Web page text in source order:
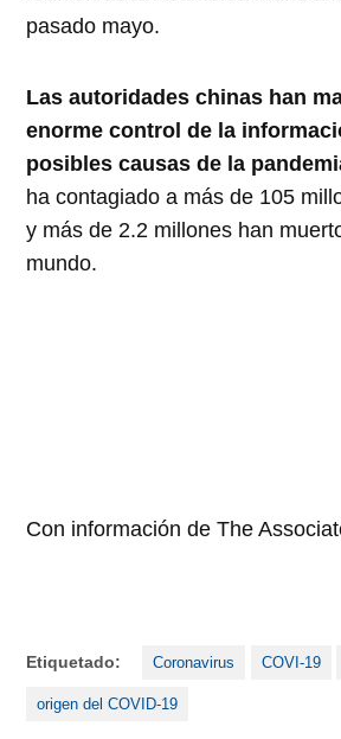
pasado mayo.
Las autoridades chinas han
enorme control de la
posibles causas de la
ha contagiado a más de 105
y más de 2.2 millones han
mundo.
Con información de The
Etiquetado: Coronavirus COVI-19
origen del COVID-19